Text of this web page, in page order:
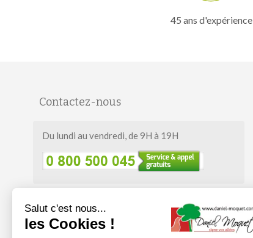
45 ans d'expérience
Contactez-nous
Du lundi au vendredi, de 9H à 19H
Suivez-nous
Salut c'est nous...
les Cookies !